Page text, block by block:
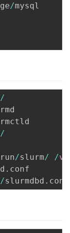
/mysql
/
/
run/slurm/ /
. conf
/slurmdbd .